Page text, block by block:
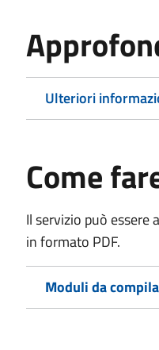
Ulteriori
Come
Il servizio può
in formato PDF.
Moduli da